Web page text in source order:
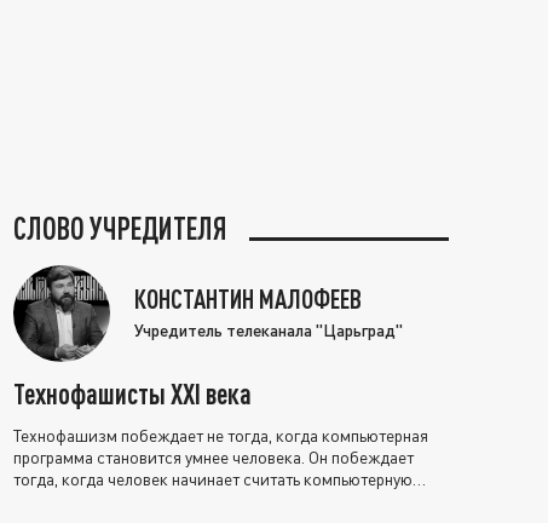
СЛОВО УЧРЕДИТЕЛЯ
КОНСТАНТИН МАЛОФЕЕВ
Учредитель телеканала "Царьград"
Технофашисты XXI века
Технофашизм побеждает не тогда, когда компьютерная
программа становится умнее человека. Он побеждает
тогда, когда человек начинает считать компьютерную